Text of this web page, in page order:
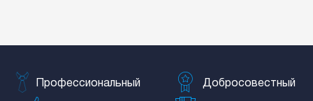
Профессиональный Добросовестный